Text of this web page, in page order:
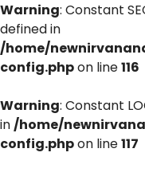
Warning: Constant
defined in
/home/
config.phpon line116
Warning: Constant
in/home/
config.phpon line117